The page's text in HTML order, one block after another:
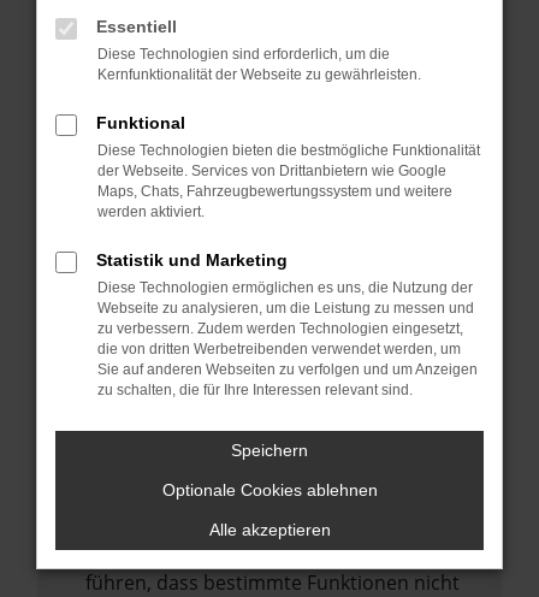
Überprüfe deine Firewall und deine
Internetverbindung.
deine Suchmaschine?
Prüfe deine Browsererweiterungen.
Manche Erweiterungen, wie Werbeblocker,
können das Laden bestimmter Seiten
anderen Browser oder in einem privaten
Fenster?
Starte dein Gerät neu.
Das kann manchmal helfen,
vorübergehende Probleme zu beheben.
Stelle sicher, dass dein Browser und dein
Betriebssystem auf dem neuesten Stand
Veraltete Software birgt nicht nur ein
Sicherheitsrisiko, sondern kann auch dazu
führen, dass bestimmte Funktionen nicht
Essentiell
Diese Technologien sind erforderlich, um die
Kernfunktionalität der Webseite zu gewährleisten.
Funktional
Diese Technologien bieten die bestmögliche Funktionalität
der Webseite. Services von Drittanbietern wie Google
Maps, Chats, Fahrzeugbewertungssystem und weitere
werden aktiviert.
Statistik und Marketing
Diese Technologien ermöglichen es uns, die Nutzung der
Webseite zu analysieren, um die Leistung zu messen und
zu verbessern. Zudem werden Technologien eingesetzt,
die von dritten Werbetreibenden verwendet werden, um
Sie auf anderen Webseiten zu verfolgen und um Anzeigen
zu schalten, die für Ihre Interessen relevant sind.
Speichern
Optionale Cookies ablehnen
Alle akzeptieren